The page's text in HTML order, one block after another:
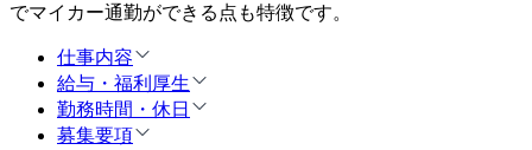
でマイカー通勤ができる点も特徴です。
仕事内容
給与・福利厚生
勤務時間・休日
募集要項